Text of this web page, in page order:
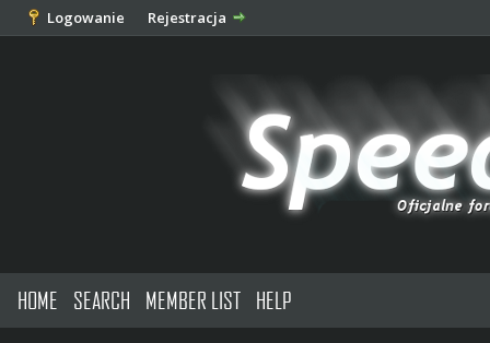
Logowanie Rejestracja
HOME SEARCH MEMBER LIST HELP